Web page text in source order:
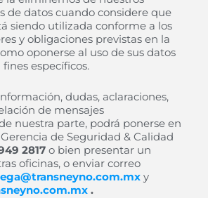
de datos cuando considere que
siendo utilizada conforme a los
y obligaciones previstas en la
oponerse al uso de sus datos
específicos.
dudas, aclaraciones,
de mensajes
nuestra parte, podrá ponerse en
de Seguridad & Calidad
2817o bien presentar un
oficinas, o enviar correo
y
.